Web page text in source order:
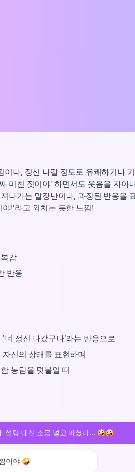
나, 정신 나갈 정도로 유쾌하거나
미친 짓이야' 하면서도 웃음을 자아
나가는 말장난이나, 과장된 반응을
!'라고 외치는 듯한 느낌!
감
반응
너 정신 나갔구나'라는 반응으로
신의 상태를 표현하며
농담을 덧붙일 때
설탕 대신 소금 넣고 마셨다... 🤪🤪
이야 🤪